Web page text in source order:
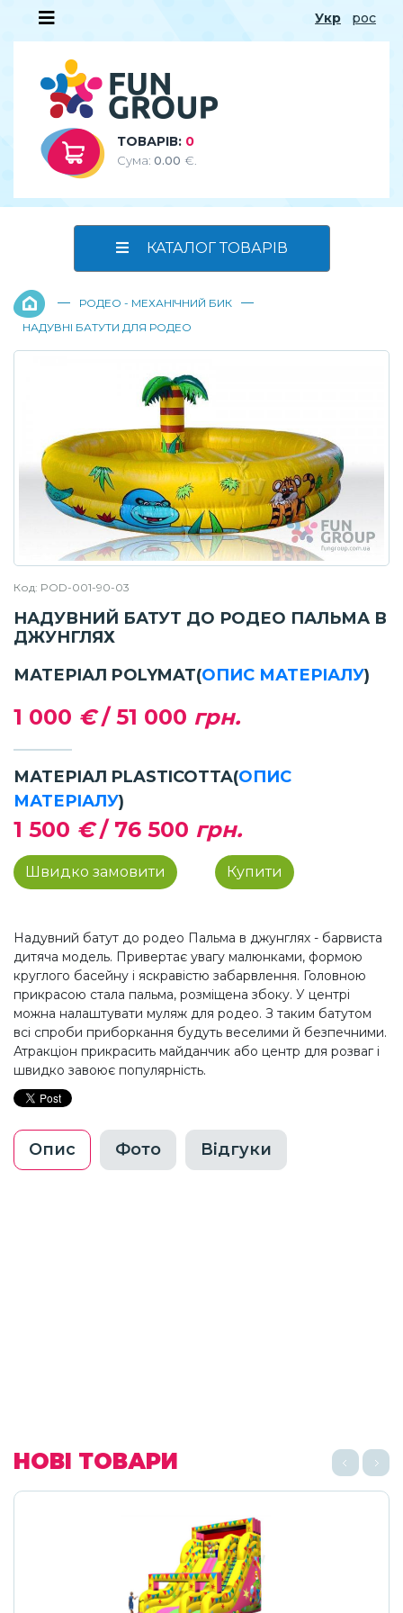
Укр рос
ТОВАРІВ: 0
Сума: 0.00 €.
КАТАЛОГ ТОВАРІВ
— РОДЕО - МЕХАНІЧНИЙ БИК —
НАДУВНІ БАТУТИ ДЛЯ РОДЕО
Код: POD-001-90-03
НАДУВНИЙ БАТУТ ДО РОДЕО ПАЛЬМА В
ДЖУНГЛЯХ
МАТЕРІАЛ POLYMAT(ОПИС МАТЕРІАЛУ)
1 000 €/ 51 000 грн.
МАТЕРІАЛ PLASTICOTTA(ОПИС
МАТЕРІАЛУ)
1 500 €/ 76 500 грн.
Швидко замовити Купити
Надувний батут до родео Пальма в джунглях - барвиста
дитяча модель. Привертає увагу малюнками, формою
круглого басейну і яскравістю забарвлення. Головною
прикрасою стала пальма, розміщена збоку. У центрі
можна налаштувати муляж для родео. З таким батутом
всі спроби приборкання будуть веселими й безпечними.
Атракціон прикрасить майданчик або центр для розваг і
швидко завоює популярність.
Опис Фото Відгуки
НОВІ ТОВАРИ